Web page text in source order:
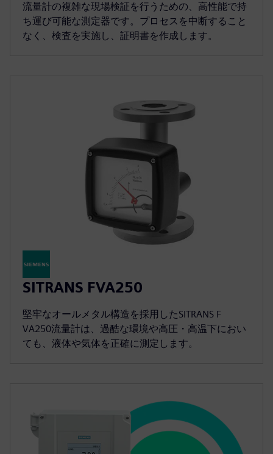
流量計の複雑な現場検証を行うための、高性能で持
ち運び可能な測定器です。プロセスを中断すること
なく、検査を実施し、証明書を作成します。
SITRANS FVA250
堅牢なオールメタル構造を採用したSITRANS F
VA250流量計は、過酷な環境や高圧・高温下におい
ても、液体や気体を正確に測定します。